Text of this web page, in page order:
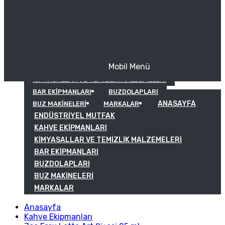
KIMYASALLAR VE TEMIZLIK MALZEMELERI
BAR EKIPMANLARI
BUZDOLAPLARI
BUZ MAKINELERI
MARKALAR
Mobil Menü
ANASAYFA
ENDÜSTRIYEL MUTFAK
KAHVE EKIPMANLARI
KIMYASALLAR VE TEMIZLIK MALZEMELERI
BAR EKIPMANLARI
BUZDOLAPLARI
BUZ MAKINELERI
MARKALAR
Anasayfa
Kahve Ekipmanları